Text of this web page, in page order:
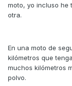
moto, yo incluso he
otra.
En una moto de
kilómetros que
muchos kilómetros
polvo.